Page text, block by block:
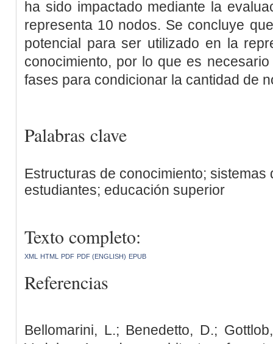
ha sido impactado mediante la
representa 10 nodos. Se concluye
potencial para ser utilizado en la
conocimiento, por lo que es
fases para condicionar la cantidad de
Palabras clave
Estructuras de conocimiento; sistemas
estudiantes; educación superior
Texto completo:
XML HTML PDF PDF (ENGLISH) EPUB
Referencias
Bellomarini, L.; Benedetto, D.;